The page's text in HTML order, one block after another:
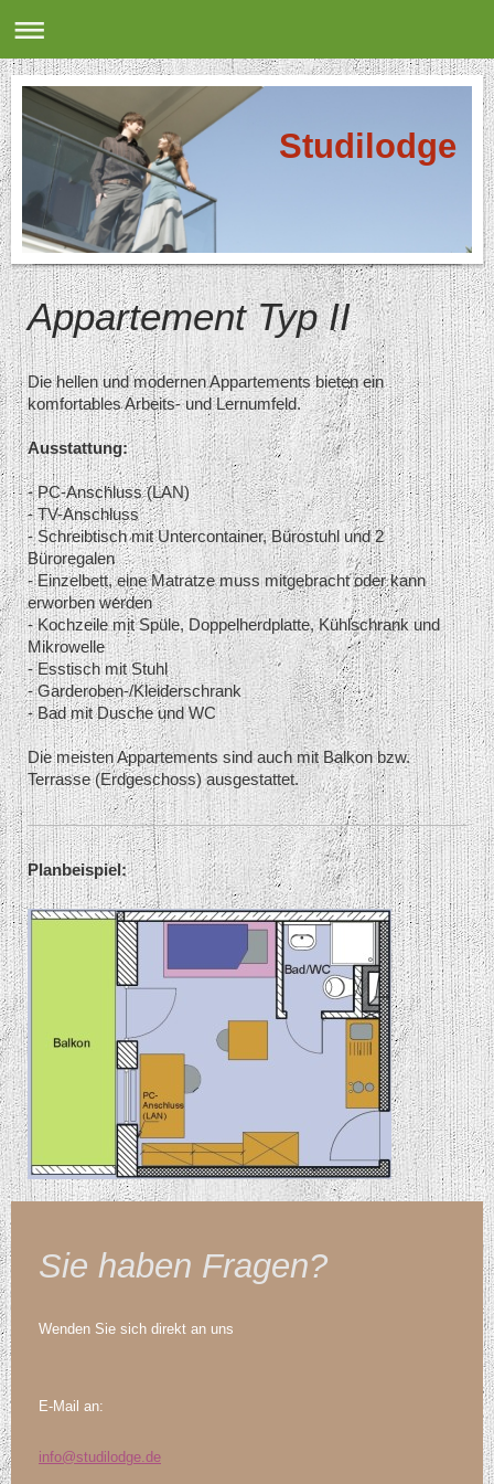
Studilodge
Appartement Typ II
Die hellen und modernen Appartements bieten ein
komfortables Arbeits- und Lernumfeld.
Ausstattung:
- PC-Anschluss (LAN)
- TV-Anschluss
- Schreibtisch mit Untercontainer, Bürostuhl und 2
Büroregalen
- Einzelbett, eine Matratze muss mitgebracht oder kann
erworben werden
- Kochzeile mit Spüle, Doppelherdplatte, Kühlschrank und
Mikrowelle
- Esstisch mit Stuhl
- Garderoben-/Kleiderschrank
- Bad mit Dusche und WC
Die meisten Appartements sind auch mit Balkon bzw.
Terrasse (Erdgeschoss) ausgestattet.
Planbeispiel:
Sie haben Fragen?
Wenden Sie sich direkt an uns
E-Mail an:
info@studilodge.de